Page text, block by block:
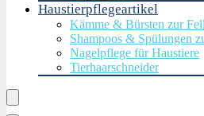
Haustierpflegeartikel
Kämme & Bürsten zur
Shampoos & Spülungen
Nagelpflege für Haustiere
Tierhaarschneider